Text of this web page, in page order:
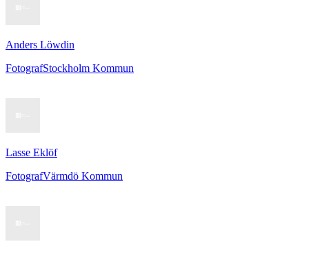
Anders Löwdin
FotografStockholm Kommun
Lasse Eklöf
FotografVärmdö Kommun